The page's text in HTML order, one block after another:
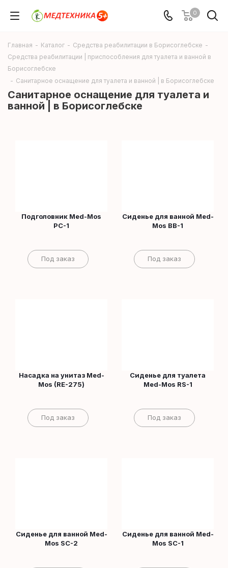
0
Главная - Каталог - Средства реабилитации в Борисоглебске -
Средства реабилитации | приспособления для туалета и ванной в
Борисоглебске
- Cанитарное оснащение для туалета и ванной | в Борисоглебске
Cанитарное оснащение для туалета и
ванной | в Борисоглебске
Подголовник Med-Mos
PC-1
Под заказ
Сиденье для ванной Med-
Mos BB-1
Под заказ
Насадка на унитаз Med-
Mos (RЕ-275)
Под заказ
Сиденье для туалета
Med-Mos RS-1
Под заказ
Сиденье для ванной Med-
Mos SC-2
Сиденье для ванной Med-
Mos SC-1